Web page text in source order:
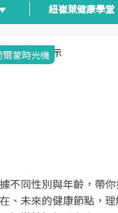
紐崔萊健康學堂
爾蒙時光機
不同性別與年齡，帶你
、未來的健康節點，